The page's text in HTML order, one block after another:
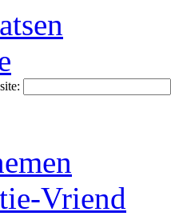
Vriend